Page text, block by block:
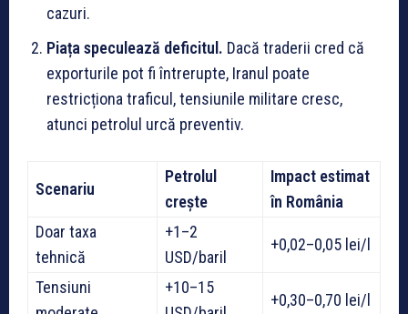
cazuri.
Piața speculează deficitul. Dacă traderii cred că
exporturile pot fi întrerupte, Iranul poate
restricționa traficul, tensiunile militare cresc,
atunci petrolul urcă preventiv.
Scenariu
Petrolul
crește
Impact estimat
în România
Doar taxa
tehnică
+1–2
USD/baril
+0,02–0,05 lei/l
Tensiuni
+10–15
+0,30–0,70 lei/l